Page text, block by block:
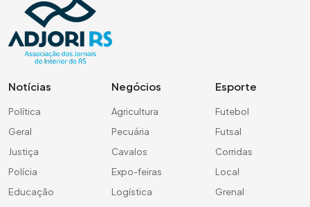
Notícias
Política
Geral
Justiça
Polícia
Educação
Negócios
Agricultura
Pecuária
Cavalos
Expo-feiras
Logística
Esporte
Futebol
Futsal
Corridas
Local
Grenal